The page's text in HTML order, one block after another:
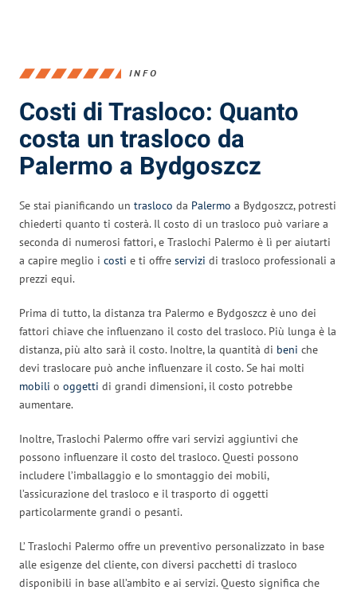
INFO
Costi di Trasloco: Quanto
costa un trasloco da
Palermo a Bydgoszcz
Se stai pianificando un trasloco da Palermo a Bydgoszcz, potresti
chiederti quanto ti costerà. Il costo di un trasloco può variare a
seconda di numerosi fattori, e Traslochi Palermo è lì per aiutarti
a capire meglio i costi e ti offre servizi di trasloco professionali a
prezzi equi.
Prima di tutto, la distanza tra Palermo e Bydgoszcz è uno dei
fattori chiave che influenzano il costo del trasloco. Più lunga è la
distanza, più alto sarà il costo. Inoltre, la quantità di beni che
devi traslocare può anche influenzare il costo. Se hai molti
mobili o oggetti di grandi dimensioni, il costo potrebbe
aumentare.
Inoltre, Traslochi Palermo offre vari servizi aggiuntivi che
possono influenzare il costo del trasloco. Questi possono
includere l’imballaggio e lo smontaggio dei mobili,
l’assicurazione del trasloco e il trasporto di oggetti
particolarmente grandi o pesanti.
L’ Traslochi Palermo offre un preventivo personalizzato in base
alle esigenze del cliente, con diversi pacchetti di trasloco
disponibili in base all’ambito e ai servizi. Questo significa che